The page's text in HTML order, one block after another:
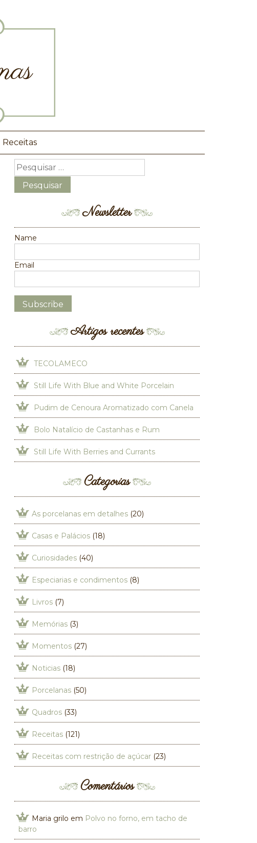
Receitas
Newsletter
Name
Email
Artigos recentes
TECOLAMECO
Still Life With Blue and White Porcelain
Pudim de Cenoura Aromatizado com Canela
Bolo Natalício de Castanhas e Rum
Still Life With Berries and Currants
Categorias
As porcelanas em detalhes (20)
Casas e Palácios (18)
Curiosidades (40)
Especiarias e condimentos (8)
Livros (7)
Memórias (3)
Momentos (27)
Noticias (18)
Porcelanas (50)
Quadros (33)
Receitas (121)
Receitas com restrição de açúcar (23)
Comentários
Maria grilo em Polvo no forno, em tacho de
barro